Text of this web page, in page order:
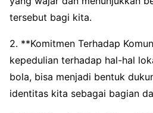
tersebut bagi kita.
2. **Komitmen Terhadap
kepedulian terhadap hal-hal
bola, bisa menjadi bentuk
identitas kita sebagai bagian